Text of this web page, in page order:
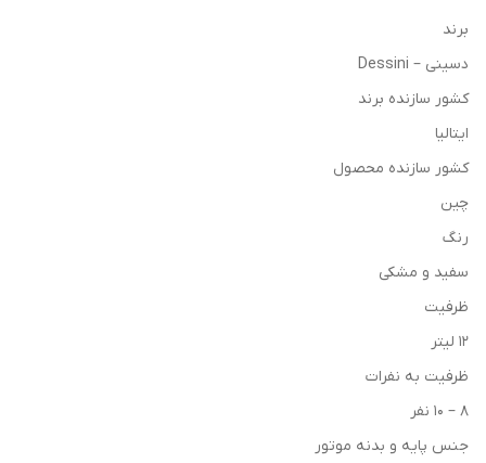
برند
دسینی – Dessini
کشور سازنده برند
ایتالیا
کشور سازنده محصول
چین
رنگ
سفید و مشکی
ظرفیت
12 لیتر
ظرفیت به نفرات
8 – 10 نفر
جنس پایه و بدنه موتور